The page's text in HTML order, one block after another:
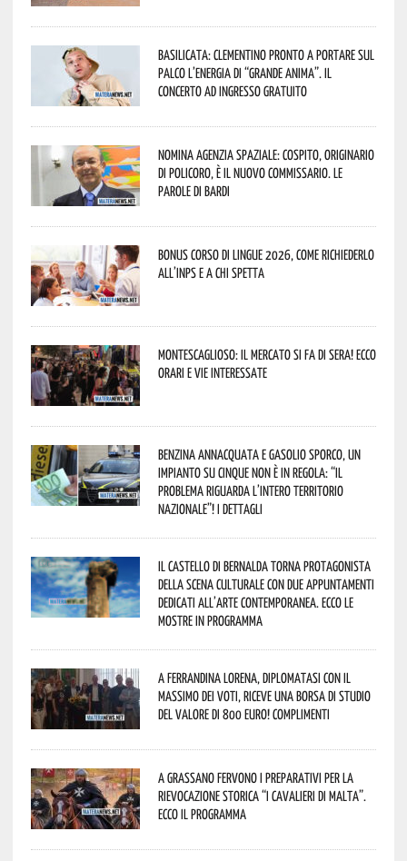
Basilicata: Clementino pronto a portare sul
palco l’energia di “Grande Anima”. Il
concerto ad ingresso gratuito
Nomina Agenzia Spaziale: Cospito, originario
di Policoro, è il nuovo commissario. Le
parole di Bardi
Bonus corso di lingue 2026, come richiederlo
all’INPS e a chi spetta
Montescaglioso: il mercato si fa di sera! Ecco
orari e vie interessate
Benzina annacquata e gasolio sporco, un
impianto su cinque non è in regola: “il
problema riguarda l’intero territorio
Nazionale”! I dettagli
Il Castello di Bernalda torna protagonista
della scena culturale con due appuntamenti
dedicati all’arte contemporanea. Ecco le
mostre in programma
A Ferrandina Lorena, diplomatasi con il
massimo dei voti, riceve una borsa di studio
del valore di 800 euro! Complimenti
A Grassano fervono i preparativi per la
Rievocazione Storica “I CAVALIERI DI MALTA”.
Ecco il programma